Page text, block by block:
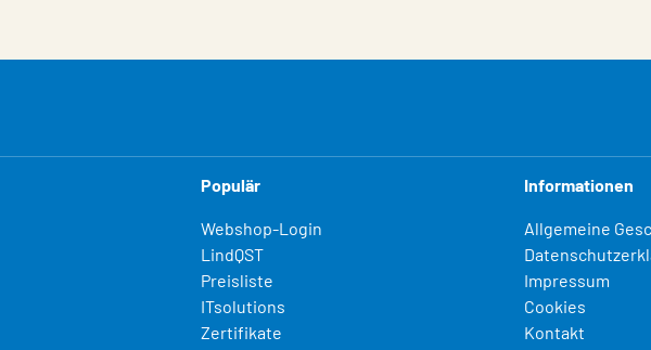
Populär
Webshop-Login
LindQST
Preisliste
ITsolutions
Zertifikate
Informationen
Allgemeine
Impressum
Cookies
Kontakt